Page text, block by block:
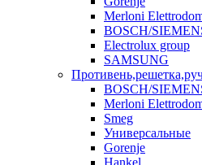
Merloni
BOSCH/
Electrolux group
SAMSUNG
BOSCH/
Merloni
Smeg
Универсальные
Gorenje
Hankel